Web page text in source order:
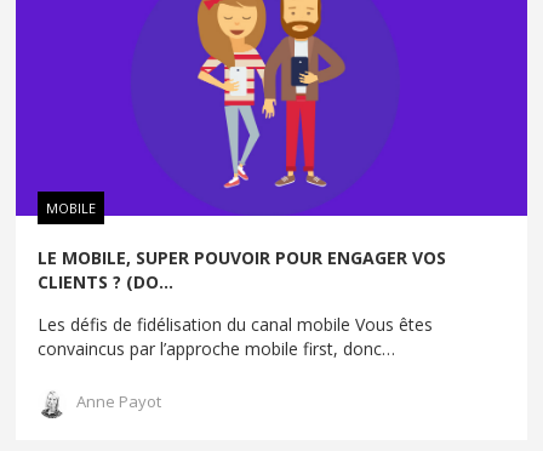
MOBILE
LE MOBILE, SUPER POUVOIR POUR ENGAGER VOS
CLIENTS ? (DO...
Les défis de fidélisation du canal mobile Vous êtes
convaincus par l’approche mobile first, donc…
Anne Payot